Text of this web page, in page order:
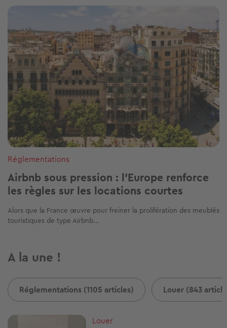
Réglementations
Airbnb sous pression : l’Europe renforce
les règles sur les locations courtes
Alors que la France œuvre pour freiner la prolifération des meublés
touristiques de type Airbnb...
A la une !
Réglementations (1105 articles) Louer (843
Image
Louer